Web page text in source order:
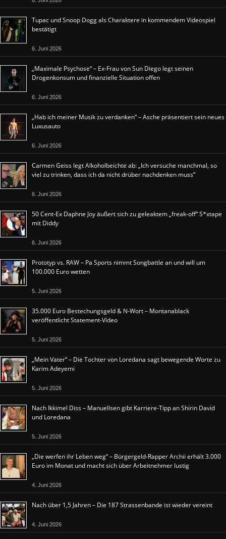
Tupac und Snoop Dogg als Charaktere in kommendem Videospiel
bestätigt
6. Juni 2026
„Maximale Psychose“ – Ex-Frau von Sun Diego legt seinen
Drogenkonsum und finanzielle Situation offen
6. Juni 2026
„Hab ich meiner Musik zu verdanken“ – Asche präsentiert sein neues
Luxusauto
6. Juni 2026
Carmen Geiss legt Alkoholbeichte ab: „Ich versuche manchmal, so
viel zu trinken, dass ich da nicht drüber nachdenken muss“
6. Juni 2026
50 Cent-Ex Daphne Joy äußert sich zu geleaktem „freak-off“ S*xtape
mit Diddy
6. Juni 2026
Prototyp vs. RAW – Pa Sports nimmt Songbattle an und will um
100.000 Euro wetten
5. Juni 2026
35.000 Euro Bestechungsgeld & N-Wort – Montanablack
veröffentlicht Statement-Video
5. Juni 2026
„Mein Vater“ – Die Tochter von Loredana sagt bewegende Worte zu
Karim Adeyemi
5. Juni 2026
Nach Ikkimel Diss – Manuellsen gibt Karriere-Tipp an Shirin David
und Loredana
5. Juni 2026
„Die werfen ihr Leben weg“ – Bürgergeld-Rapper Archii erhält 3.000
Euro im Monat und macht sich über Arbeitnehmer lustig
4. Juni 2026
Nach über 1,5 Jahren – Die 187 Strassenbande ist wieder vereint
4. Juni 2026